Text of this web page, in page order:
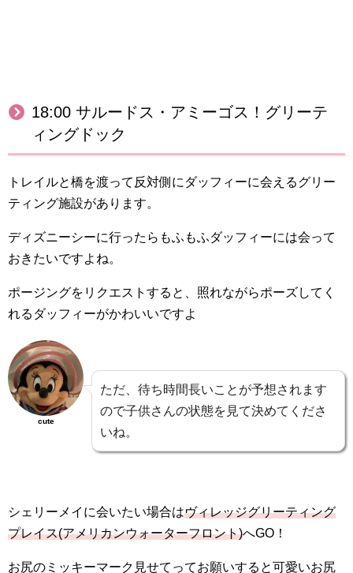
18:00 サルードス・アミーゴス！グリーテ
ィングドック
トレイルと橋を渡って反対側にダッフィーに会えるグリー
ティング施設があります。
ディズニーシーに行ったらもふもふダッフィーには会って
おきたいですよね。
ポージングをリクエストすると、照れながらポーズしてく
れるダッフィーがかわいいですよ
cute
ただ、待ち時間長いことが予想されます
ので子供さんの状態を見て決めてくださ
いね。
シェリーメイに会いたい場合はヴィレッジグリーティング
プレイス(アメリカンウォーターフロント)へGO！
お尻のミッキーマーク見せてってお願いすると可愛いお尻